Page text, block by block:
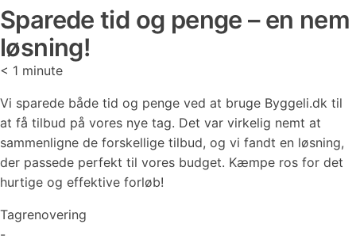
Sparede tid og penge – en nem
løsning!
< 1 minute
Vi sparede både tid og penge ved at bruge Byggeli.dk til
at få tilbud på vores nye tag. Det var virkelig nemt at
sammenligne de forskellige tilbud, og vi fandt en løsning,
der passede perfekt til vores budget. Kæmpe ros for det
hurtige og effektive forløb!
Tagrenovering
-